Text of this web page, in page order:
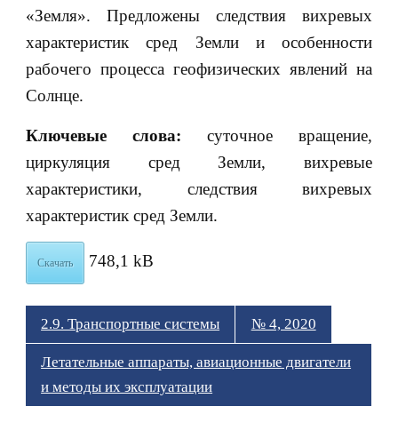
«Земля». Предложены следствия вихревых
характеристик сред Земли и особенности
рабочего процесса геофизических явлений на
Солнце.
Ключевые слова: суточное вращение,
циркуляция сред Земли, вихревые
характеристики, следствия вихревых
характеристик сред Земли.
Скачать 748,1 kB
2.9. Транспортные системы № 4, 2020
Летательные аппараты, авиационные двигатели
и методы их эксплуатации